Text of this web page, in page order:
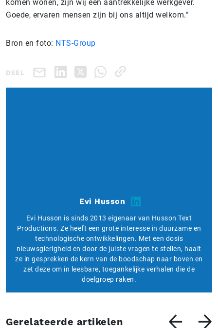
komen wonen, zijn wij een aantrekkelijke werkgever.
Goede, ervaren mensen zijn bij ons altijd welkom.”
Bron en foto: NTS-Group
DEEL
Evi Husson
Evi Husson is sinds 2013 eigenaar van Husson Text
Productions. Ze heeft een grote interesse in duurzame en
technologische ontwikkelingen. Met een dosis
nieuwsgierigheid en door de juiste vragen te stellen, haalt
ze in gesprekken de kern van de boodschap naar boven en
zet deze om in leesbare, toegankelijke verhalen die de
doelgroep raken.
Gerelateerde artikelen